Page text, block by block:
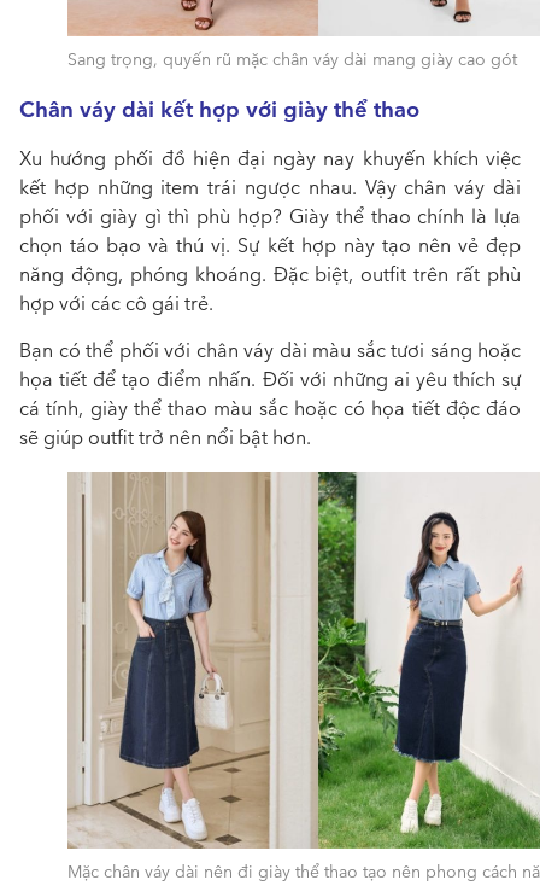
Sang trọng, quyến rũ mặc chân váy dài mang giày cao gót
Chân váy dài kết hợp với giày thể thao
Xu hướng phối đồ hiện đại ngày nay khuyến khích việc
kết hợp những item trái ngược nhau. Vậy chân váy dài
phối với giày gì thì phù hợp? Giày thể thao chính là lựa
chọn táo bạo và thú vị. Sự kết hợp này tạo nên vẻ đẹp
năng động, phóng khoáng. Đặc biệt, outfit trên rất phù
hợp với các cô gái trẻ.
Bạn có thể phối với chân váy dài màu sắc tươi sáng hoặc
họa tiết để tạo điểm nhấn. Đối với những ai yêu thích sự
cá tính, giày thể thao màu sắc hoặc có họa tiết độc đáo
sẽ giúp outfit trở nên nổi bật hơn.
Mặc chân váy dài nên đi giày thể thao tạo nên phong cách